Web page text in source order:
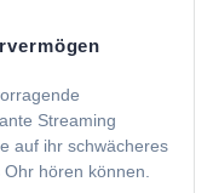
Streaming
auf ihr schwächeres
hören können.